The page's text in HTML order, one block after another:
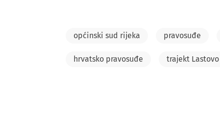
općinski sud rijeka pravosuđe
hrvatsko pravosuđe trajekt Lastovo